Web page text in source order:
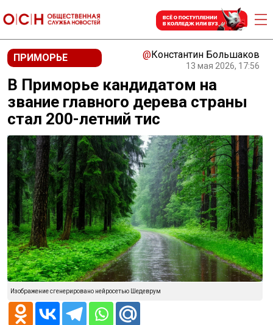
ПРИМОРЬЕ @Константин Большаков
13 мая 2026, 17:56
В Приморье кандидатом на
звание главного дерева страны
стал 200-летний тис
Изображение сгенерировано нейросетью Шедеврум